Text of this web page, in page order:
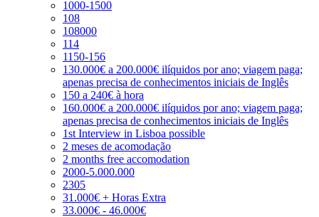
1000-1500
108
108000
114
1150-156
130.000€ a 200.000€ ilíquidos por ano; viagem paga;
apenas precisa de conhecimentos iniciais de Inglês
150 a 240€ à hora
160.000€ a 200.000€ ilíquidos por ano; viagem paga;
apenas precisa de conhecimentos iniciais de Inglês
1st Interview in Lisboa possible
2 meses de acomodação
2 months free accomodation
2000-5.000.000
2305
31.000€ + Horas Extra
33.000€ - 46.000€